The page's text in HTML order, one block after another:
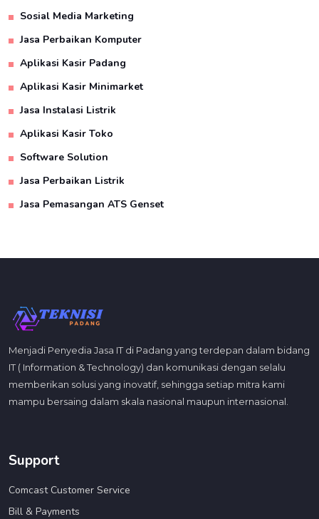
Sosial Media Marketing
Jasa Perbaikan Komputer
Aplikasi Kasir Padang
Aplikasi Kasir Minimarket
Jasa Instalasi Listrik
Aplikasi Kasir Toko
Software Solution
Jasa Perbaikan Listrik
Jasa Pemasangan ATS Genset
Menjadi Penyedia Jasa IT di Padang yang terdepan dalam bidang
IT ( Information & Technology) dan komunikasi dengan selalu
memberikan solusi yang inovatif, sehingga setiap mitra kami
mampu bersaing dalam skala nasional maupun internasional.
Support
Comcast Customer Service
Bill & Payments